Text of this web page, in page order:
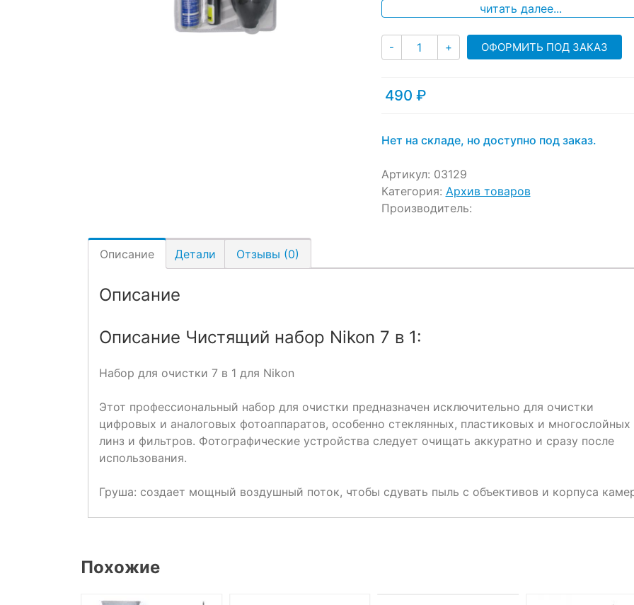
читать далее...
- Количество
+ ОФОРМИТЬ ПОД ЗАКАЗ
490 ₽
Нет на складе, но доступно под заказ.
Артикул: 03129
Категория: Архив товаров
Производитель:
Описание Детали Отзывы (0)
Описание
Описание Чистящий набор Nikon 7 в 1:
Набор для очистки 7 в 1 для Nikon
Этот профессиональный набор для очистки предназначен исключительно для очистки
цифровых и аналоговых фотоаппаратов, особенно стеклянных, пластиковых и многослойных
линз и фильтров. Фотографические устройства следует очищать аккуратно и сразу после
использования.
Груша: создает мощный воздушный поток, чтобы сдувать пыль с объективов и корпуса
Похожие